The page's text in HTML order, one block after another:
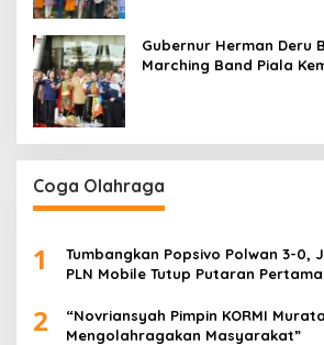
Gubernur Herman Deru
Marching Band Piala
Coga Olahraga
1
Tumbangkan Popsivo Polwan 3-0,
PLN Mobile Tutup Putaran
2
“Novriansyah Pimpin KORMI
Mengolahragakan Masyarakat”